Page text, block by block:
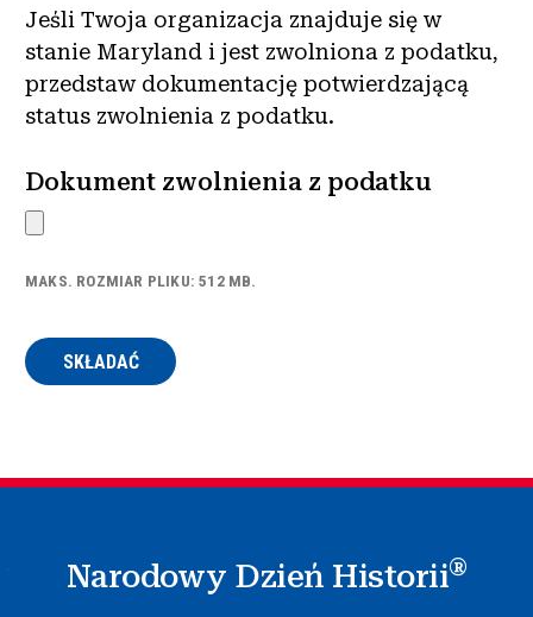
Jeśli Twoja organizacja znajduje się w
stanie Maryland i jest zwolniona z podatku,
przedstaw dokumentację potwierdzającą
status zwolnienia z podatku.
Dokument zwolnienia z podatku
MAKS. ROZMIAR PLIKU: 512 MB.
Narodowy Dzień Historii®